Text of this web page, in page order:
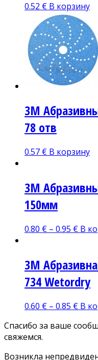
0.52 € В корзину
3M
78 отв
0.57 € В корзину
3M
150мм
0.80 € – 0.95 € В
3M
734 Wetordry
0.60 € – 0.85 € В
Спасибо за ваше
свяжемся.
Возникла